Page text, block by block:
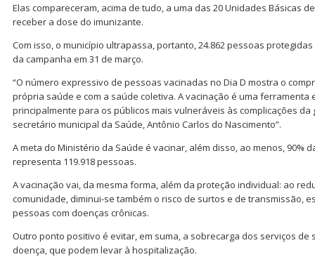
Elas compareceram, acima de tudo, a uma das 20 Unidades Básicas
receber a dose do imunizante.
Com isso, o município ultrapassa, portanto, 24.862 pessoas
da campanha em 31 de março.
“O número expressivo de pessoas vacinadas no Dia D mostra o
própria saúde e com a saúde coletiva. A vacinação é uma ferramenta
principalmente para os públicos mais vulneráveis às complicações da
secretário municipal da Saúde, Antônio Carlos do Nascimento”.
A meta do Ministério da Saúde é vacinar, além disso, ao menos, 90%
representa 119.918 pessoas.
A vacinação vai, da mesma forma, além da proteção individual: ao
comunidade, diminui-se também o risco de surtos e de transmissão,
pessoas com doenças crônicas.
Outro ponto positivo é evitar, em suma, a sobrecarga dos serviços de
doença, que podem levar à hospitalização.